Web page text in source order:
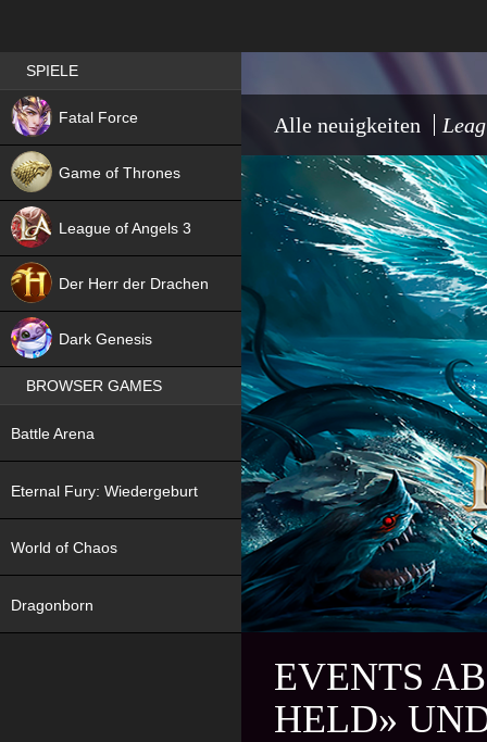
Alle neuigkeiten
EVENTS
HELD»
Best RPG games in Germany
SPIELE
Fatal Force
NEW
Game of Thrones
League of Angels 3
Der Herr der Drachen
Dark Genesis
BROWSER GAMES
Battle Arena
NEW
Eternal Fury: Wiedergeburt
NEW
World of Chaos
Dragonborn